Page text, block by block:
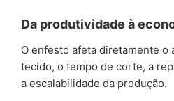
Da produtividade à
O enfesto afeta diretamente o
tecido, o tempo de corte, a
a escalabilidade da produção.